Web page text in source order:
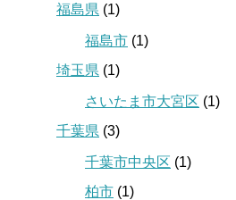
福島県 (1)
福島市 (1)
埼玉県 (1)
さいたま市大宮区 (1)
千葉県 (3)
千葉市中央区 (1)
柏市 (1)